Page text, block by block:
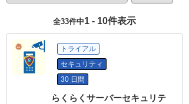
全33件中1 - 10件表示
トライアル
セキュリティ
30 日間
らくらくサーバーセキュリテ